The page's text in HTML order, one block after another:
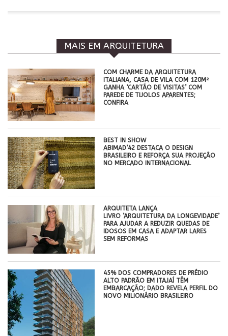
MAIS EM ARQUITETURA
COM CHARME DA ARQUITETURA
ITALIANA, CASA DE VILA COM 120M²
GANHA ‘CARTÃO DE VISITAS’ COM
PAREDE DE TIJOLOS APARENTES;
CONFIRA
BEST IN SHOW
ABIMAD’42 DESTACA O DESIGN
BRASILEIRO E REFORÇA SUA PROJEÇÃO
NO MERCADO INTERNACIONAL
ARQUITETA LANÇA
LIVRO ‘ARQUITETURA DA LONGEVIDADE’
PARA AJUDAR A REDUZIR QUEDAS DE
IDOSOS EM CASA E ADAPTAR LARES
SEM REFORMAS
45% DOS COMPRADORES DE PRÉDIO
ALTO PADRÃO EM ITAJAÍ TÊM
EMBARCAÇÃO; DADO REVELA PERFIL DO
NOVO MILIONÁRIO BRASILEIRO